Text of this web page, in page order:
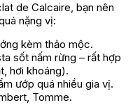
de Calcaire, bạn nên
nặng vị:
kèm thảo mộc.
sốt nấm rừng – rất hợp
hơi khoáng).
ướp quá nhiều gia vị.
Tomme.